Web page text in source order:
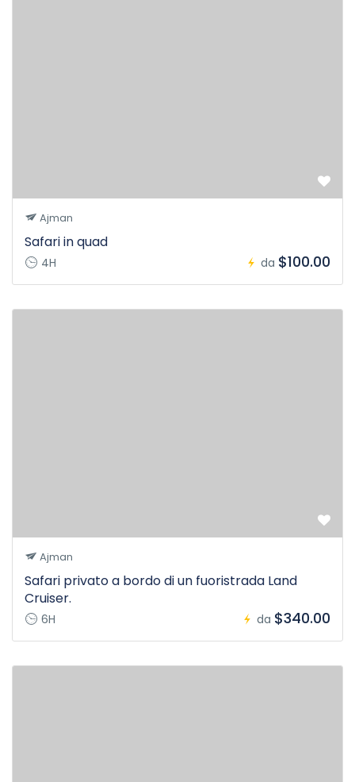
Ajman
Safari in quad
4H da $100.00
Ajman
Safari privato a bordo di un fuoristrada Land
Cruiser.
6H da $340.00